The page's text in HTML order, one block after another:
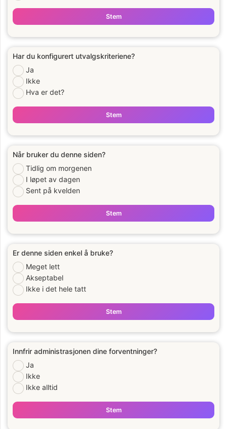
Stem
Har du konfigurert utvalgskriteriene?
Ja
Ikke
Hva er det?
Stem
Når bruker du denne siden?
Tidlig om morgenen
I løpet av dagen
Sent på kvelden
Stem
Er denne siden enkel å bruke?
Meget lett
Akseptabel
Ikke i det hele tatt
Stem
Innfrir administrasjonen dine forventninger?
Ja
Ikke
Ikke alltid
Stem